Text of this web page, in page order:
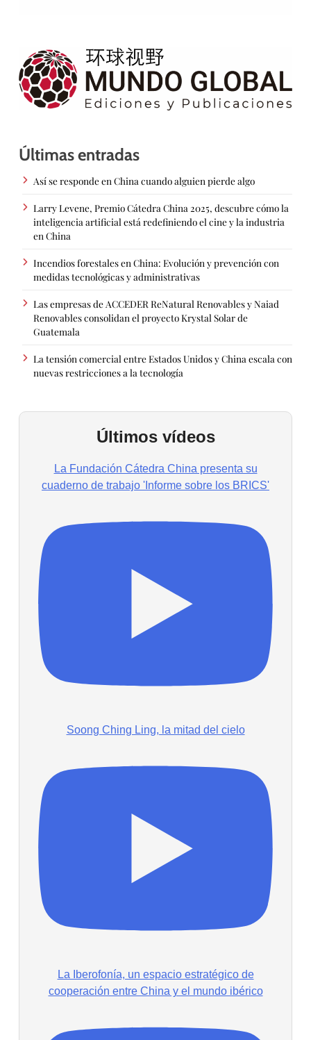
Últimas entradas
Así se responde en China cuando alguien pierde algo
Larry Levene, Premio Cátedra China 2025, descubre cómo la
inteligencia artificial está redefiniendo el cine y la industria
en China
Incendios forestales en China: Evolución y prevención con
medidas tecnológicas y administrativas
Las empresas de ACCEDER ReNatural Renovables y Naiad
Renovables consolidan el proyecto Krystal Solar de
Guatemala
La tensión comercial entre Estados Unidos y China escala con
nuevas restricciones a la tecnología
Últimos vídeos
La Fundación Cátedra China presenta su
cuaderno de trabajo 'Informe sobre los BRICS'
Soong Ching Ling, la mitad del cielo
La Iberofonía, un espacio estratégico de
cooperación entre China y el mundo ibérico